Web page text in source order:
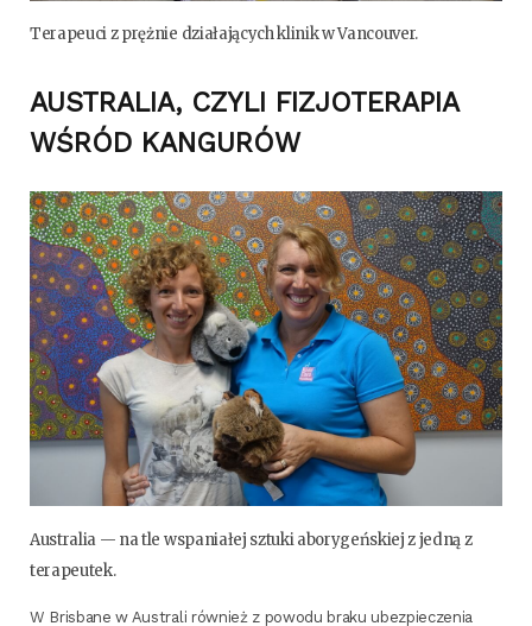
Tera­peu­ci z pręż­nie dzia­ła­ją­cych kli­nik w Vancouver.
AUSTRALIA, CZYLI FIZJOTERAPIA
WŚRÓD KANGURÓW
Austra­lia — na tle wspa­nia­łej sztu­ki abo­ry­geń­skiej z jed­ną z
terapeutek.
W Bris­ba­ne w Austra­li rów­nież z powo­du bra­ku ubez­pie­cze­nia